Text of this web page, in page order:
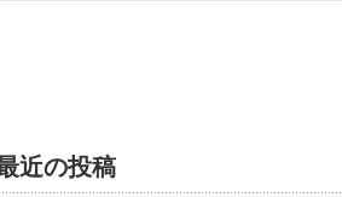
近の投稿